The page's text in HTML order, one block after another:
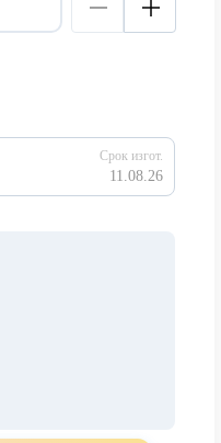
Срок изгот.
11.08.26